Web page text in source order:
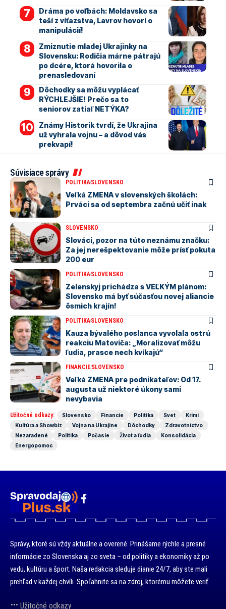
Dráma po voľbách: Moldavsko sa
teší z víťazstva, Lavrov hovorí o
manipulácií!
Zmiznutie mladej Ukrajinky na
Slovensku: Rodičia márne pátrajú
po dcére, ktorá hovorila o
prenasledovaní
Dôchodky sa môžu vyplácať
RÝCHLEJŠIE! Prečo sa to
seniorov zatiaľ NETÝKA?
Známy Historik tvrdí, že Ukrajina
už vyhrala vojnu – a dôvod vás
prekvapí!
Súvisiace správy
POLITIKASLOVENSKO
Veľká ZMENA v slovenských školách:
Prváci sa od septembra začnú učiť inak
SLOVENSKO
Slováci, pozor na túto neznámu značku:
Za jej nerešpektovanie môže prísť pokuta
200 eur
POLITIKASLOVENSKO
Zelenskyj prichádza s VEĽKÝM plánom:
Slovensko má byť súčasťou novej aliancie
ôsmich krajín!
POLITIKASLOVENSKO
Kauza bývalého poslanca vyvolala ostrú
reakciu Matoviča: „Moralizovať môžu
ľudia, prasce nech kvíkajú“
FINANCIESLOVENSKO
Veľká ZMENA pre podnikateľov: Od 17.
augusta už niektoré úkony sami
nevybavia
Užitočné odkazy: Slovensko Financie Politika Svet
Krimi
Kultúra a Showbiz
Vojna na Ukrajine Dôchodky
Zdravotníctvo
Nezaradené
Politika Počasie Život a ľudia
Konsolidácia
Energopomoc
Správy, ktoré sú vždy aktuálne a overené. Prinášame rýchle a presné
informácie zo Slovenska aj zo sveta – od politiky a ekonomiky až po
vedu, kultúru a šport. Naša redakcia sleduje dianie 24/7, aby ste mali
prehľad v každej chvíli. Spoľahnite sa na zdroj, ktorému môžete veriť.
Užitočné odkazy